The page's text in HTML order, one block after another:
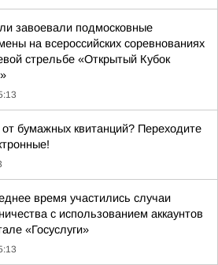
завоевали подмосковные
на всероссийских соревнованиях
стрельбе «Открытый Кубок
от бумажных квитанций? Переходите
время участились случаи
с использованием аккаунтов
«Госуслуги»